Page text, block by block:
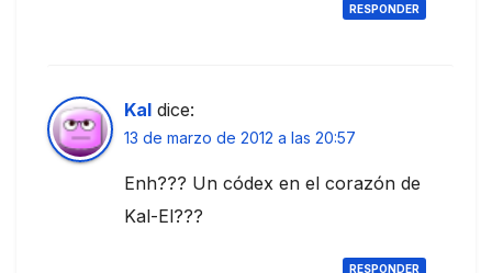
RESPONDER
Kal dice:
13 de marzo de 2012 a las 20:57
Enh??? Un códex en el corazón de
Kal-El???
RESPONDER